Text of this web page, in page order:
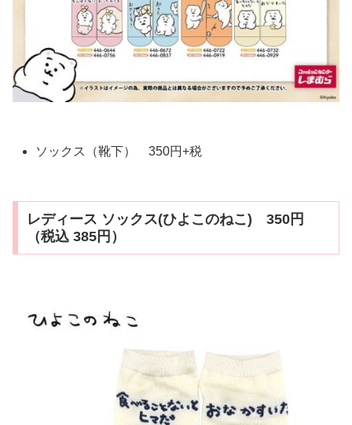
ソックス（靴下） 350円+税
レディース ソックス(ひよこのねこ) 350円
（税込 385円）